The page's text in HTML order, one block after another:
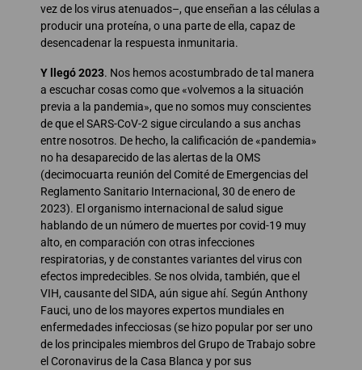
vez de los virus atenuados–, que enseñan a las células a
producir una proteína, o una parte de ella, capaz de
desencadenar la respuesta inmunitaria.
Y llegó 2023. Nos hemos acostumbrado de tal manera
a escuchar cosas como que «volvemos a la situación
previa a la pandemia», que no somos muy conscientes
de que el SARS-CoV-2 sigue circulando a sus anchas
entre nosotros. De hecho, la calificación de «pandemia»
no ha desaparecido de las alertas de la OMS
(decimocuarta reunión del Comité de Emergencias del
Reglamento Sanitario Internacional, 30 de enero de
2023). El organismo internacional de salud sigue
hablando de un número de muertes por covid-19 muy
alto, en comparación con otras infecciones
respiratorias, y de constantes variantes del virus con
efectos impredecibles. Se nos olvida, también, que el
VIH, causante del SIDA, aún sigue ahí. Según Anthony
Fauci, uno de los mayores expertos mundiales en
enfermedades infecciosas (se hizo popular por ser uno
de los principales miembros del Grupo de Trabajo sobre
el Coronavirus de la Casa Blanca y por sus